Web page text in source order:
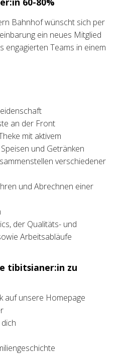
Bahnhof wünscht sich per
ein neues Mitglied
engagierten Teams in einem
an der Front
mit aktivem
und Getränken
verschiedener
und Abrechnen einer
der Qualitäts- und
Arbeitsabläufe
tibitsianer:in zu
auf unsere Homepage